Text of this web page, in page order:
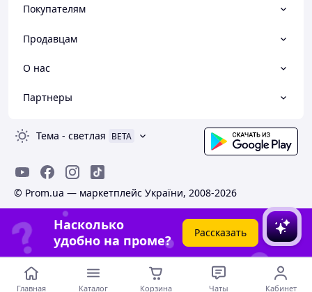
Покупателям
Продавцам
О нас
Партнеры
Тема - светлая BETA
© Prom.ua — маркетплейс України, 2008-2026
Насколько
удобно на проме?
Рассказать
Главная Каталог Корзина Чаты Кабинет